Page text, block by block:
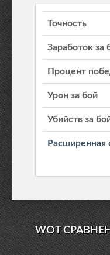
Точность
Заработок за
Процент
Урон за бой
Убийств за
Расширенная
WOT